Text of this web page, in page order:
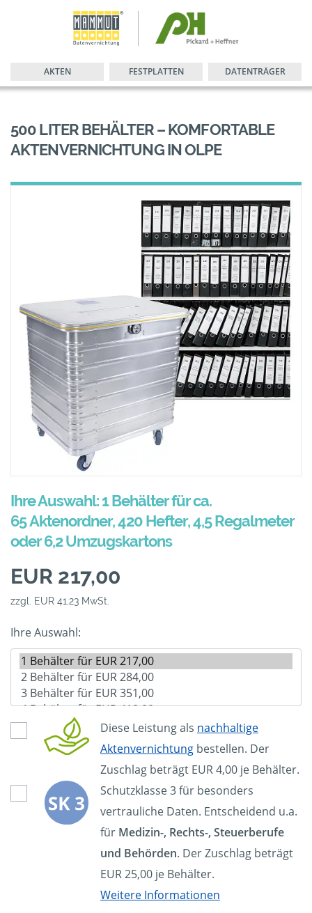
AKTEN FESTPLATTEN DATENTRÄGER
500 LITER BEHÄLTER – KOMFORTABLE
AKTENVERNICHTUNG IN OLPE
Ihre Auswahl: 1 Behälter für ca.
65 Aktenordner, 420 Hefter, 4,5 Regalmeter
oder 6,2 Umzugskartons
EUR 217,00
zzgl. EUR 41,23 MwSt.
Ihre Auswahl:
Diese Leistung als nachhaltige
Aktenvernichtung bestellen. Der
Zuschlag beträgt EUR 4,00 je Behälter.
Schutzklasse 3 für besonders
vertrauliche Daten. Entscheidend u.a.
für Medizin-, Rechts-, Steuerberufe
und Behörden. Der Zuschlag beträgt
EUR 25,00 je Behälter.
Weitere Informationen